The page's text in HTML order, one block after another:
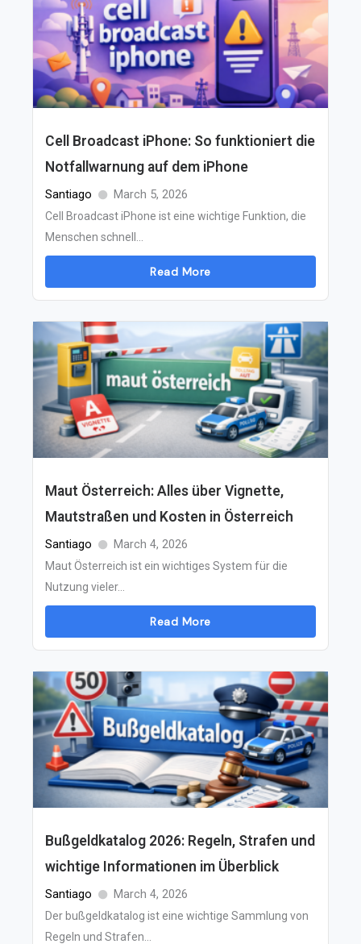
Cell Broadcast iPhone: So funktioniert die
Notfallwarnung auf dem iPhone
Santiago March 5, 2026
Cell Broadcast iPhone ist eine wichtige Funktion, die
Menschen schnell...
Read More
Maut Österreich: Alles über Vignette,
Mautstraßen und Kosten in Österreich
Santiago March 4, 2026
Maut Österreich ist ein wichtiges System für die
Nutzung vieler...
Read More
Bußgeldkatalog 2026: Regeln, Strafen und
wichtige Informationen im Überblick
Santiago March 4, 2026
Der bußgeldkatalog ist eine wichtige Sammlung von
Regeln und Strafen...